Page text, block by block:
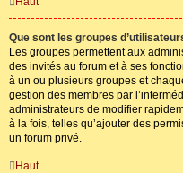
Que sont les groupes
Les groupes permettent aux
des invités au forum et à ses
à un ou plusieurs groupes et
gestion des membres par
administrateurs de modifier
à la fois, telles qu’ajouter des
un forum privé.
Haut